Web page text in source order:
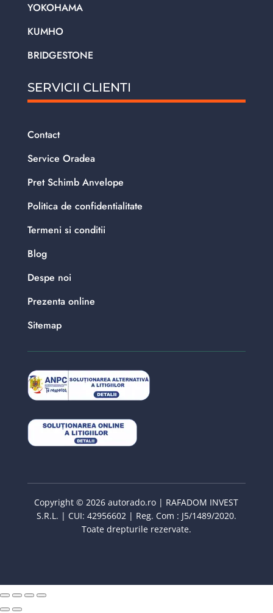
YOKOHAMA
KUMHO
BRIDGESTONE
SERVICII CLIENTI
Contact
Service Oradea
Pret Schimb Anvelope
Politica de confidentialitate
Termeni si conditii
Blog
Despe noi
Prezenta online
Sitemap
Copyright © 2026 autorado.ro | RAFADOM INVEST
S.R.L. | CUI: 42956602 | Reg. Com : J5/1489/2020.
Toate drepturile rezervate.